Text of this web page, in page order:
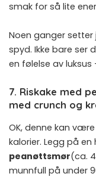
smak for så lite
Noen ganger
spyd. Ikke bare ser
en følelse av
7. Riskake med
med crunch og
OK, denne kan være
kalorier. Legg på en
peanøttsmør(ca.
munnfull på under